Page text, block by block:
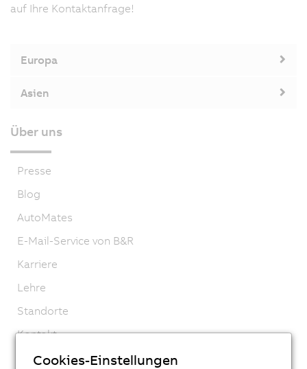
auf Ihre Kontaktanfrage!
Europa
Asien
Über uns
Presse
Blog
AutoMates
E-Mail-Service von B&R
Karriere
Lehre
Standorte
Kontakt
Impressum
Cookies-Einstellungen